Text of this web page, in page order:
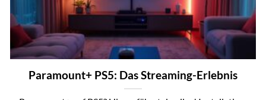
Paramount+ PS5: Das Streaming-Erlebnis